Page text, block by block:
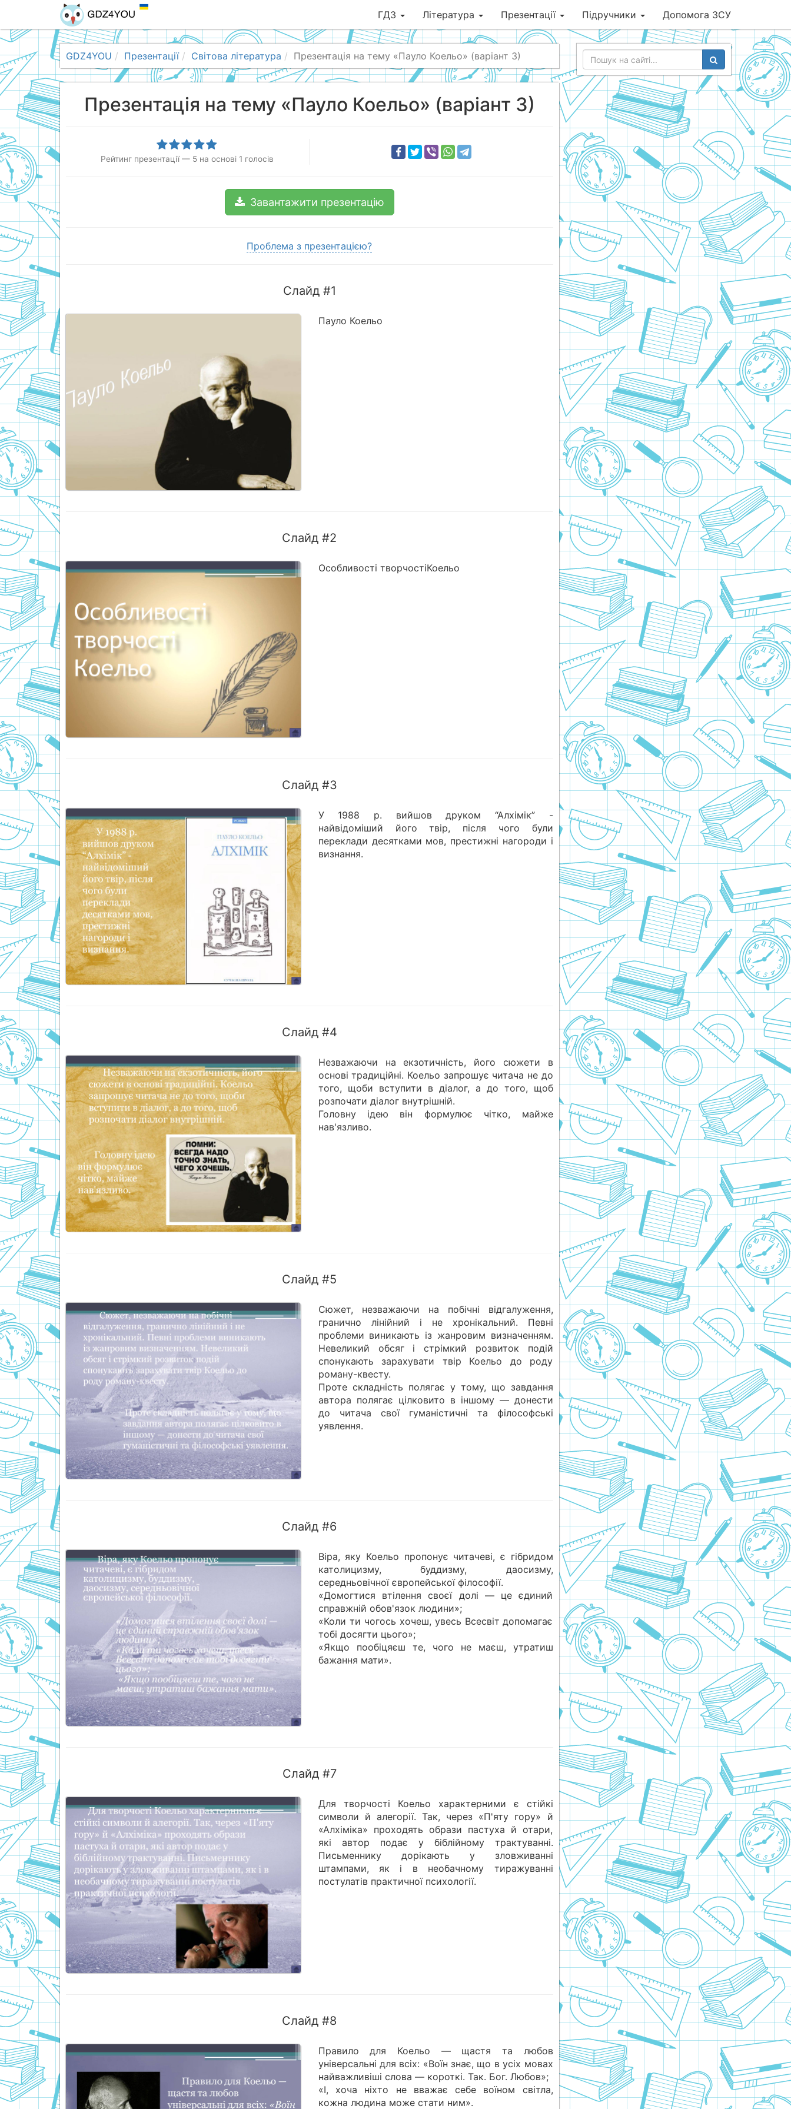
ГДЗ Література Презентації Підручники Допомога ЗСУ
GDZ4YOU Презентації Світова література Презентація на тему «Пауло Коельо» (варіант 3)
Презентація на тему «Пауло Коельо» (варіант 3)
Рейтинг презентації — 5 на основі 1 голосів
Завантажити презентацію
Проблема з презентацією?
Слайд #1
Пауло Коельо
Слайд #2
Особливості творчостіКоельо
Слайд #3
У 1988 р. вийшов друком “Алхімік” -
найвідоміший його твір, після чого були
переклади десятками мов, престижні нагороди і
визнання.
Слайд #4
Незважаючи на екзотичність, його сюжети в
основі традиційні. Коельо запрошує читача не до
того, щоби вступити в діалог, а до того, щоб
розпочати діалог внутрішній.
Головну ідею він формулює чітко, майже
нав'язливо.
Слайд #5
Сюжет, незважаючи на побічні відгалуження,
гранично лінійний і не хронікальний. Певні
проблеми виникають із жанровим визначенням.
Невеликий обсяг і стрімкий розвиток подій
спонукають зарахувати твір Коельо до роду
роману-квесту.
Проте складність полягає у тому, що завдання
автора полягає цілковито в іншому — донести
до читача свої гуманістичні та філософські
уявлення.
Слайд #6
Віра, яку Коельо пропонує читачеві, є гібридом
католицизму, буддизму, даосизму,
середньовічної європейської філософії.
«Домогтися втілення своєї долі — це єдиний
справжній обов'язок людини»;
«Коли ти чогось хочеш, увесь Всесвіт допомагає
тобі досягти цього»;
«Якщо пообіцяєш те, чого не маєш, утратиш
бажання мати».
Слайд #7
Для творчості Коельо характерними є стійкі
символи й алегорії. Так, через «П'яту гору» й
«Алхіміка» проходять образи пастуха й отари,
які автор подає у біблійному трактуванні.
Письменнику дорікають у зловживанні
штампами, як і в необачному тиражуванні
постулатів практичної психології.
Слайд #8
Правило для Коельо — щастя та любов
універсальні для всіх: «Воїн знає, що в усіх мовах
найважливіші слова — короткі. Так. Бог. Любов»;
«І, хоча ніхто не вважає себе воїном світла,
кожна людина може стати ним».